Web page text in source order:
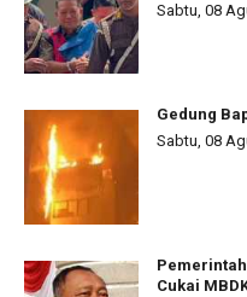
Sabtu, 08
Gedung
Sabtu, 08
Cukai